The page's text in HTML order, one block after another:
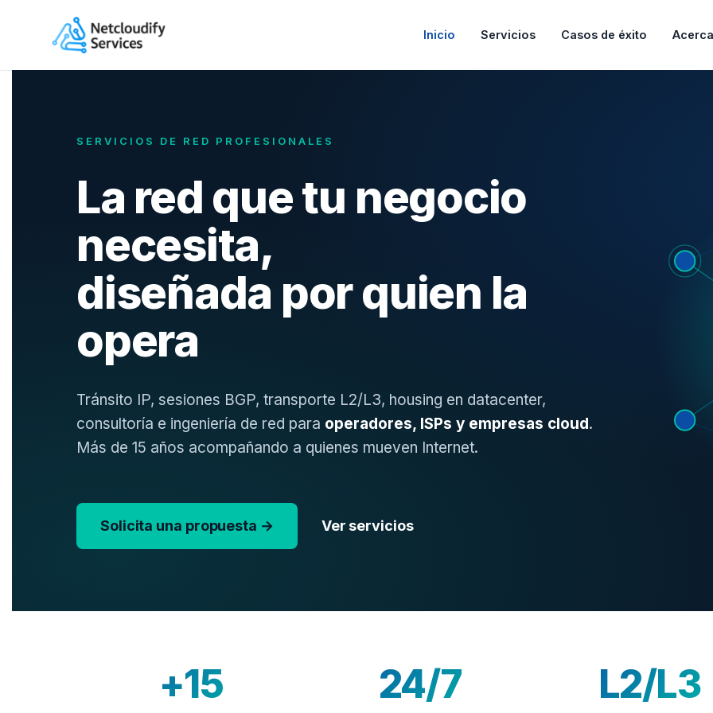
Inicio Servicios Casos de éxito
SERVICIOS DE RED PROFESIONALES
La red que tu negocio
necesita,
diseñada por quien la
opera
Tránsito IP, sesiones BGP, transporte L2/L3, housing en datacenter,
consultoría e ingeniería de red para operadores, ISPs y empresas cloud.
Más de 15 años acompañando a quienes mueven Internet.
Solicita una propuesta → Ver servicios
+15 24/7 L2/L3